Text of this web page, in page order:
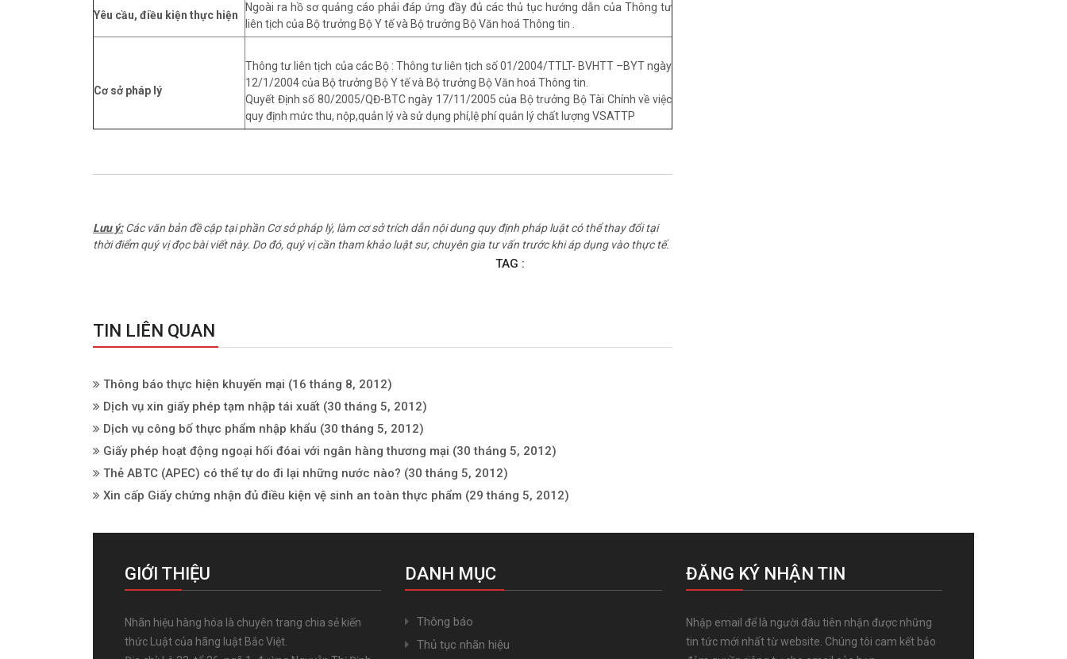
Yêu cầu, điều kiện thực hiện
Ngoài ra hồ sơ quảng cáo phải đáp ứng đầy đủ các thủ tục hướng dẫn của Thông tư
liên tịch của Bộ trưởng Bộ Y tế và Bộ trưởng Bộ Văn hoá Thông tin .
Cơ sở pháp lý
Thông tư liên tịch của các Bộ : Thông tư liên tịch số 01/2004/TTLT- BVHTT –BYT ngày
12/1/2004 của Bộ trưởng Bộ Y tế và Bộ trưởng Bộ Văn hoá Thông tin.
Quyết Định số 80/2005/QĐ-BTC ngày 17/11/2005 của Bộ trưởng Bộ Tài Chính về việc
quy định mức thu, nộp,quản lý và sử dụng phí,lệ phí quản lý chất lượng VSATTP
Lưu ý:Các văn bản đề cập tại phần Cơ sở pháp lý, làm cơ sở trích dẫn nội dung quy định pháp luật có thể thay đổi tại
thời điểm quý vị đọc bài viết này. Do đó, quý vị cần tham khảo luật sư, chuyên gia tư vấn trước khi áp dụng vào thực tế.
TAG :
TIN LIÊN QUAN
Thông báo thực hiện khuyến mại (16 tháng 8, 2012)
Dịch vụ xin giấy phép tạm nhập tái xuất (30 tháng 5, 2012)
Dịch vụ công bố thực phẩm nhập khẩu (30 tháng 5, 2012)
Giấy phép hoạt động ngoại hối đóai với ngân hàng thương mại (30 tháng 5, 2012)
Thẻ ABTC (APEC) có thể tự do đi lại những nước nào? (30 tháng 5, 2012)
Xin cấp Giấy chứng nhận đủ điều kiện vệ sinh an toàn thực phẩm (29 tháng 5, 2012)
GIỚI THIỆU
Nhãn hiệu hàng hóa là chuyên trang chia sẻ kiến
thức Luật của hãng luật Bắc Việt.
DANH MỤC
Thông báo
Thủ tục nhãn hiệu
ĐĂNG KÝ NHẬN TIN
Nhập email để là người đâu tiên nhận được những
tin tức mới nhất từ website. Chúng tôi cam kết bảo